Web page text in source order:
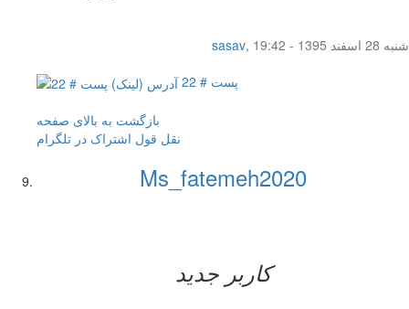
sasav,
شنبه 28 اسفند 1395 - 19:42
پست # 22
بازگشت به بالای صفحه
نقل قول اشتراک در تلگرام
Ms_fatemeh2020
کاربر جدید